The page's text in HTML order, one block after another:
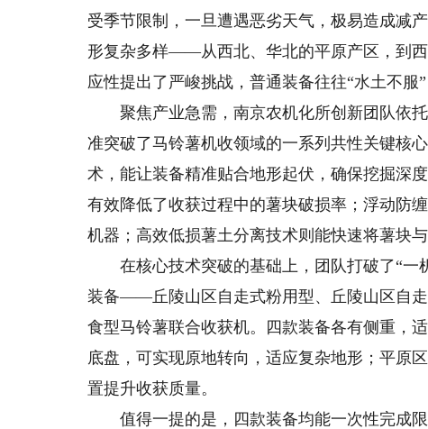
受季节限制，一旦遭遇恶劣天气，极易造成减
形复杂多样——从西北、华北的平原产区，到
应性提出了严峻挑战，普通装备往往“水土不服
聚焦产业急需，南京农机化所创新团队依托
准突破了马铃薯机收领域的一系列共性关键核
术，能让装备精准贴合地形起伏，确保挖掘深
有效降低了收获过程中的薯块破损率；浮动防
机器；高效低损薯土分离技术则能快速将薯块
在核心技术突破的基础上，团队打破了“一
装备——丘陵山区自走式粉用型、丘陵山区自
食型马铃薯联合收获机。四款装备各有侧重，
底盘，可实现原地转向，适应复杂地形；平原
置提升收获质量。
值得一提的是，四款装备均能一次性完成限